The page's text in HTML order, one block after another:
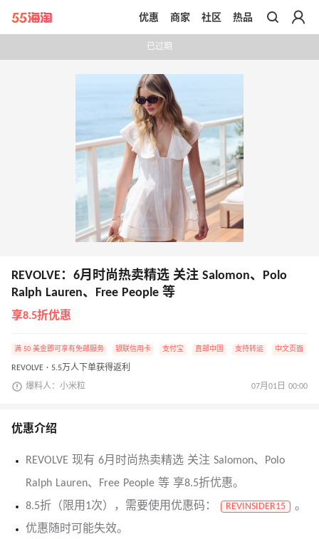
带你去官网买正品
优惠 商家 社区 热品
已过期
REVOLVE：6月时尚热卖精选 关注 Salomon、Polo
Ralph Lauren、Free People 等
享8.5折优惠
满 50 美金即可享有免邮服务 银联信用卡 支付宝 直邮中国 支持转运 中文页面
REVOLVE · 5.5万人下单获得返利
爆料人：小米粒 07月01日 00:00
优惠介绍
REVOLVE 现有 6月时尚热卖精选 关注 Salomon、Polo
Ralph Lauren、Free People 等 享8.5折优惠。
8.5折（限用1次），需要使用优惠码：
REVINSIDER15
。
优惠随时可能失效。